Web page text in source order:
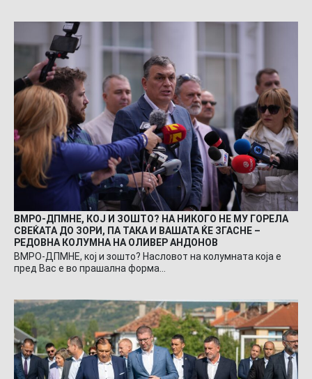
ВМРО-ДПМНЕ, КОЈ И ЗОШТО? НА НИКОГО НЕ МУ ГОРЕЛА
СВЕЌАТА ДО ЗОРИ, ПА ТАКА И ВАШАТА ЌЕ ЗГАСНЕ –
РЕДОВНА КОЛУМНА НА ОЛИВЕР АНДОНОВ
ВМРО-ДПМНЕ, кој и зошто? Насловот на колумната која е
пред Вас е во прашална форма…